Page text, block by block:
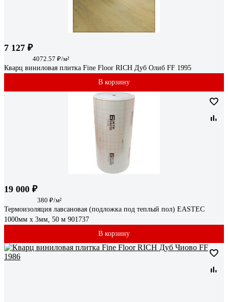
7 127 ₽
4072.57 ₽/м²
Кварц виниловая плитка Fine Floor RICH Дуб Олиб FF 1995
В корзину
19 000 ₽
380 ₽/м²
Термоизоляция лавсановая (подложка под теплый пол) EASTEC
1000мм х 3мм, 50 м 901737
В корзину